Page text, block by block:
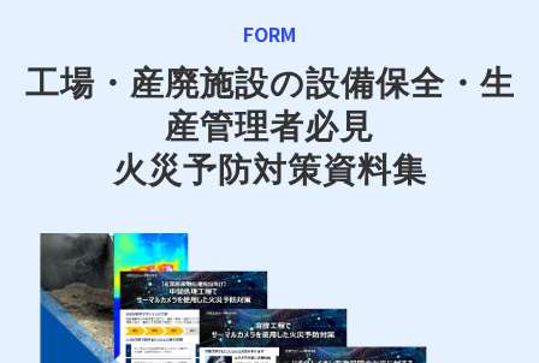
FORM
工場・産廃施設の設備保全・生
産管理者必見
火災予防対策資料集